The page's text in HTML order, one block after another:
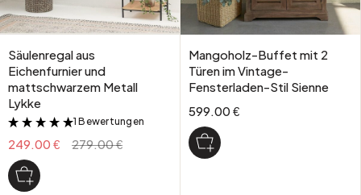
Säulenregal aus
Eichenfurnier und
mattschwarzem Metall
Lykke
&
1 Bewertungen
249.00 € 279.00 €
Mangoholz-Buffet mit 2
Türen im Vintage-
Fensterladen-Stil Sienne
599.00 €